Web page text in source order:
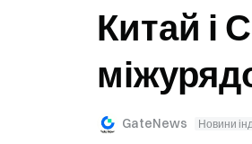
Китай і
GateNews Новини